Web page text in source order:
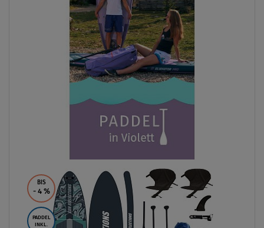
BIS
- 4 %
PADDEL
INKL.